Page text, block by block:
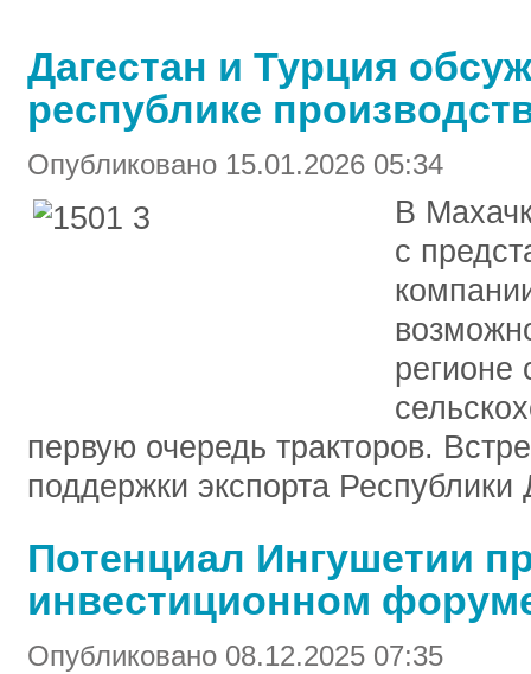
Дагестан и Турция
республике
Опубликовано 15.01.2026 05:34
В
с
регионе
первую очередь тракторов.
поддержки экспорта Республики
Потенциал Ингушетии
инвестиционном
Опубликовано 08.12.2025 07:35